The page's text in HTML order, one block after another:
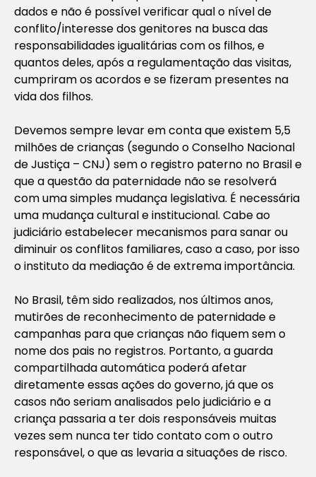
dados e não é possível verificar qual o nível de
conflito/interesse dos genitores na busca das
responsabilidades igualitárias com os filhos, e
quantos deles, após a regulamentação das visitas,
cumpriram os acordos e se fizeram presentes na
vida dos filhos.
Devemos sempre levar em conta que existem 5,5
milhões de crianças (segundo o Conselho Nacional
de Justiça – CNJ) sem o registro paterno no Brasil e
que a questão da paternidade não se resolverá
com uma simples mudança legislativa. É necessária
uma mudança cultural e institucional. Cabe ao
judiciário estabelecer mecanismos para sanar ou
diminuir os conflitos familiares, caso a caso, por isso
o instituto da mediação é de extrema importância.
No Brasil, têm sido realizados, nos últimos anos,
mutirões de reconhecimento de paternidade e
campanhas para que crianças não fiquem sem o
nome dos pais no registros. Portanto, a guarda
compartilhada automática poderá afetar
diretamente essas ações do governo, já que os
casos não seriam analisados pelo judiciário e a
criança passaria a ter dois responsáveis muitas
vezes sem nunca ter tido contato com o outro
responsável, o que as levaria a situações de risco.